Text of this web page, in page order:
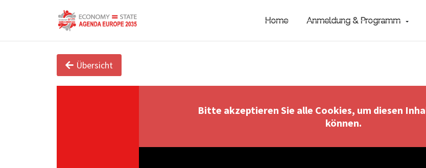
Home Anmeldung & Programm
Übersicht
Bitte akzeptieren Sie alle Cookies, um diesen
können.